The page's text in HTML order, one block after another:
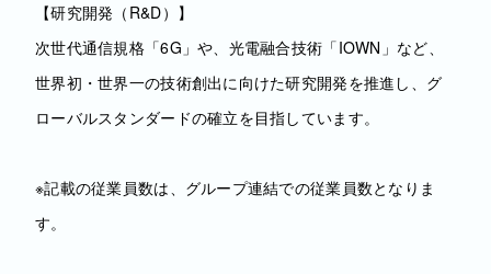
【研究開発（R&D）】
次世代通信規格「6G」や、光電融合技術「IOWN」など、
世界初・世界一の技術創出に向けた研究開発を推進し、グ
ローバルスタンダードの確立を目指しています。
※記載の従業員数は、グループ連結での従業員数となりま
す。